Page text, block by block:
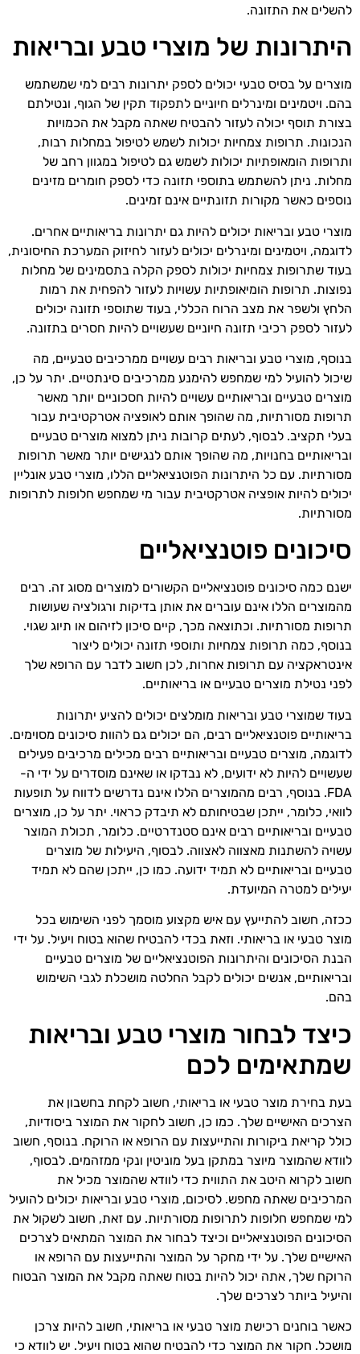
להשלים את התזונה.
היתרונות של מוצרי טבע ובריאות
מוצרים על בסיס טבעי יכולים לספק יתרונות רבים למי שמשתמש
בהם. ויטמינים ומינרלים חיוניים לתפקוד תקין של הגוף, ונטילתם
בצורת תוסף יכולה לעזור להבטיח שאתה מקבל את הכמויות
הנכונות. תרופות צמחיות יכולות לשמש לטיפול במחלות רבות,
ותרופות הומאופתיות יכולות לשמש גם לטיפול במגוון רחב של
מחלות. ניתן להשתמש בתוספי תזונה כדי לספק חומרים מזינים
נוספים כאשר מקורות תזונתיים אינם זמינים.
מוצרי טבע ובריאות יכולים להיות גם יתרונות בריאותיים אחרים.
לדוגמה, ויטמינים ומינרלים יכולים לעזור לחיזוק המערכת החיסונית,
בעוד שתרופות צמחיות יכולות לספק הקלה בתסמינים של מחלות
נפוצות. תרופות הומיאופתיות עשויות לעזור להפחית את רמות
הלחץ ולשפר את מצב הרוח הכללי, בעוד שתוספי תזונה יכולים
לעזור לספק רכיבי תזונה חיוניים שעשויים להיות חסרים בתזונה.
בנוסף, מוצרי טבע ובריאות רבים עשויים ממרכיבים טבעיים, מה
שיכול להועיל למי שמחפש להימנע ממרכיבים סינתטיים. יתר על כן,
מוצרים טבעיים ובריאותיים עשויים להיות חסכוניים יותר מאשר
תרופות מסורתיות, מה שהופך אותם לאופציה אטרקטיבית עבור
בעלי תקציב. לבסוף, לעתים קרובות ניתן למצוא מוצרים טבעיים
ובריאותיים בחנויות, מה שהופך אותם לנגישים יותר מאשר תרופות
מסורתיות. עם כל היתרונות הפוטנציאליים הללו, מוצרי טבע אונליין
יכולים להיות אופציה אטרקטיבית עבור מי שמחפש חלופות לתרופות
מסורתיות.
סיכונים פוטנציאליים
ישנם כמה סיכונים פוטנציאליים הקשורים למוצרים מסוג זה. רבים
מהמוצרים הללו אינם עוברים את אותן בדיקות ורגולציה שעושות
תרופות מסורתיות. וכתוצאה מכך, קיים סיכון לזיהום או תיוג שגוי.
בנוסף, כמה תרופות צמחיות ותוספי תזונה יכולים ליצור
אינטראקציה עם תרופות אחרות, לכן חשוב לדבר עם הרופא שלך
לפני נטילת מוצרים טבעיים או בריאותיים.
בעוד שמוצרי טבע ובריאות מומלצים יכולים להציע יתרונות
בריאותיים פוטנציאליים רבים, הם יכולים גם להוות סיכונים מסוימים.
לדוגמה, מוצרים טבעיים ובריאותיים רבים מכילים מרכיבים פעילים
שעשויים להיות לא ידועים, לא נבדקו או שאינם מוסדרים על ידי ה-
FDA. בנוסף, רבים מהמוצרים הללו אינם נדרשים לדווח על תופעות
לוואי, כלומר, ייתכן שבטיחותם לא תיבדק כראוי. יתר על כן, מוצרים
טבעיים ובריאותיים רבים אינם סטנדרטיים. כלומר, תכולת המוצר
עשויה להשתנות מאצווה לאצווה. לבסוף, היעילות של מוצרים
טבעיים ובריאותיים לא תמיד ידועה. כמו כן, ייתכן שהם לא תמיד
יעילים למטרה המיועדת.
ככזה, חשוב להתייעץ עם איש מקצוע מוסמך לפני השימוש בכל
מוצר טבעי או בריאותי. וזאת בכדי להבטיח שהוא בטוח ויעיל. על ידי
הבנת הסיכונים והיתרונות הפוטנציאליים של מוצרים טבעיים
ובריאותיים, אנשים יכולים לקבל החלטה מושכלת לגבי השימוש
בהם.
כיצד לבחור מוצרי טבע ובריאות
שמתאימים לכם
בעת בחירת מוצר טבעי או בריאותי, חשוב לקחת בחשבון את
הצרכים האישיים שלך. כמו כן, חשוב לחקור את המוצר ביסודיות,
כולל קריאת ביקורות והתייעצות עם הרופא או הרוקח. בנוסף, חשוב
לוודא שהמוצר מיוצר במתקן בעל מוניטין ונקי ממזהמים. לבסוף,
חשוב לקרוא היטב את התווית כדי לוודא שהמוצר מכיל את
המרכיבים שאתה מחפש. לסיכום, מוצרי טבע ובריאות יכולים להועיל
למי שמחפש חלופות לתרופות מסורתיות. עם זאת, חשוב לשקול את
הסיכונים הפוטנציאליים וכיצד לבחור את המוצר המתאים לצרכים
האישיים שלך. על ידי מחקר על המוצר והתייעצות עם הרופא או
הרוקח שלך, אתה יכול להיות בטוח שאתה מקבל את המוצר הבטוח
והיעיל ביותר לצרכים שלך.
כאשר בוחנים רכישת מוצר טבעי או בריאותי, חשוב להיות צרכן
מושכל. חקור את המוצר כדי להבטיח שהוא בטוח ויעיל. יש לוודא כי